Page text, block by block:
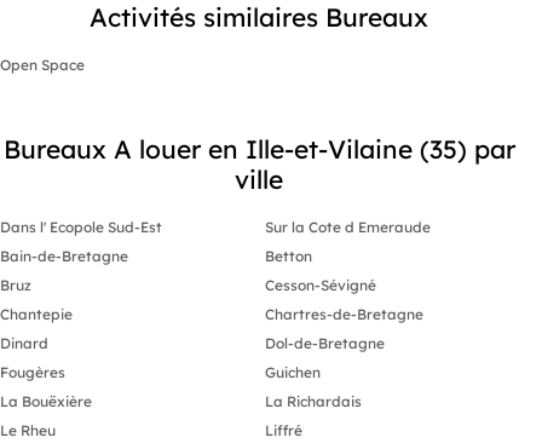
Activités similaires Bureaux
Open Space
Bureaux A louer en Ille-et-Vilaine (35) par
ville
Dans l' Ecopole Sud-Est
Sur la Cote d Emeraude
Bain-de-Bretagne
Betton
Bruz
Cesson-Sévigné
Chantepie
Chartres-de-Bretagne
Dinard
Dol-de-Bretagne
Fougères
Guichen
La Bouëxière
La Richardais
Le Rheu
Liffré